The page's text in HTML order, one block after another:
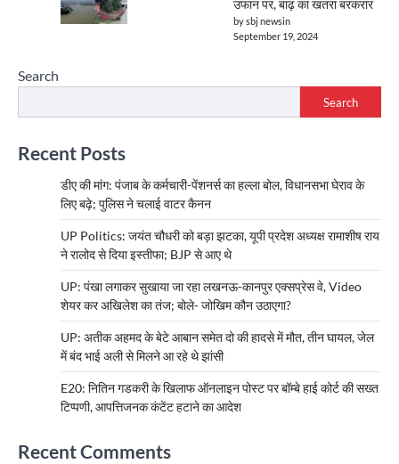
उफान पर, बाढ़ का खतरा बरकरार
by sbj newsin
September 19, 2024
Search
Search
Recent Posts
डीए की मांग: पंजाब के कर्मचारी-पेंशनर्स का हल्ला बोल, विधानसभा घेराव के
लिए बढ़े; पुलिस ने चलाई वाटर कैनन
UP Politics: जयंत चौधरी को बड़ा झटका, यूपी प्रदेश अध्यक्ष रामाशीष राय
ने रालोद से दिया इस्तीफा; BJP से आए थे
UP: पंखा लगाकर सुखाया जा रहा लखनऊ-कानपुर एक्सप्रेस वे, Video
शेयर कर अखिलेश का तंज; बोले- जोखिम कौन उठाएगा?
UP: अतीक अहमद के बेटे आबान समेत दो की हादसे में मौत, तीन घायल, जेल
में बंद भाई अली से मिलने आ रहे थे झांसी
E20: नितिन गडकरी के खिलाफ ऑनलाइन पोस्ट पर बॉम्बे हाई कोर्ट की सख्त
टिप्पणी, आपत्तिजनक कंटेंट हटाने का आदेश
Recent Comments